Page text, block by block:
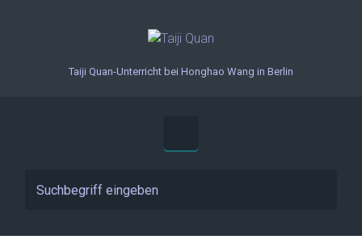
Taiji Quan-Unterricht bei Honghao Wang in Berlin